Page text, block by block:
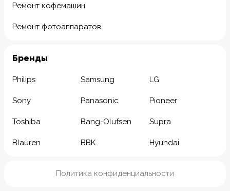
Ремонт кофемашин
Ремонт фотоаппаратов
Бренды
Philips Samsung LG
Sony Panasonic Pioneer
Toshiba Bang-Olufsen Supra
Blauren BBK Hyundai
Политика конфиденциальности